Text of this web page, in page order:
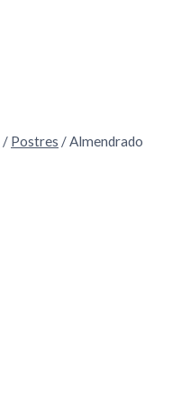
/ Postres /Almendrado